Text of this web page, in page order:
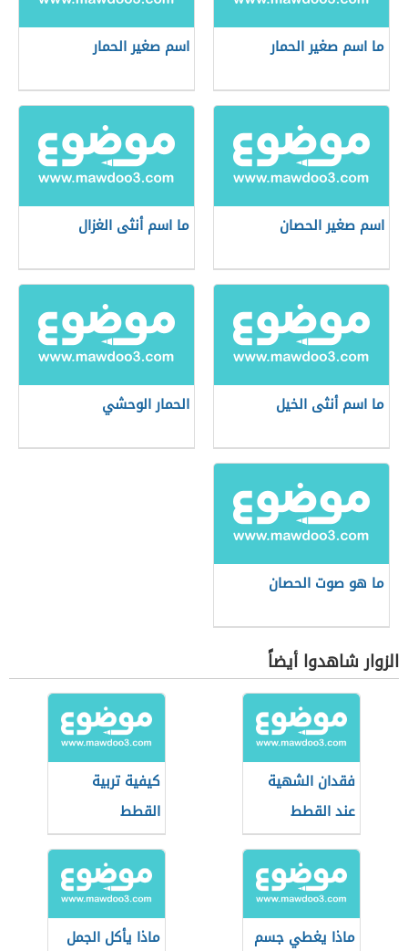
ما اسم صغير الحمار اسم صغير الحمار
اسم صغير الحصان ما اسم أنثى الغزال
ما اسم أنثى الخيل الحمار الوحشي
ما هو صوت الحصان
الزوار شاهدوا أيضاً
فقدان الشهية
عند القطط
كيفية تربية
القطط
ماذا يغطي جسم ماذا يأكل الجمل